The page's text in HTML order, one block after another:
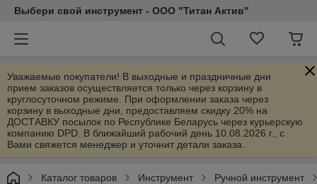
Выбери свой инструмент - ООО "Титан Актив"
Уважаемые покупатели! В выходные и праздничные дни
прием заказов осуществляется только через корзину в
круглосуточном режиме. При оформлении заказа через
корзину в выходные дни, предоставляем скидку 20% на
ДОСТАВКУ посылок по Республике Беларусь через курьерскую
компанию DPD. В ближайший рабочий день 10.08.2026 г., с
Вами свяжется менеджер и уточнит детали заказа.
Каталог товаров Инструмент Ручной инструмент